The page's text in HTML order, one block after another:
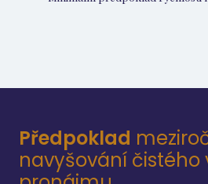
Předpoklad
navyšování čistého